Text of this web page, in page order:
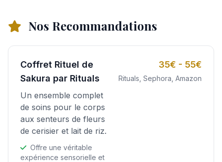
Nos Recommandations
Coffret Rituel de
Sakura par Rituals
Un ensemble complet
de soins pour le corps
aux senteurs de fleurs
de cerisier et lait de riz.
Offre une véritable
expérience sensorielle et
35€ - 55€
Rituals, Sephora, Amazon